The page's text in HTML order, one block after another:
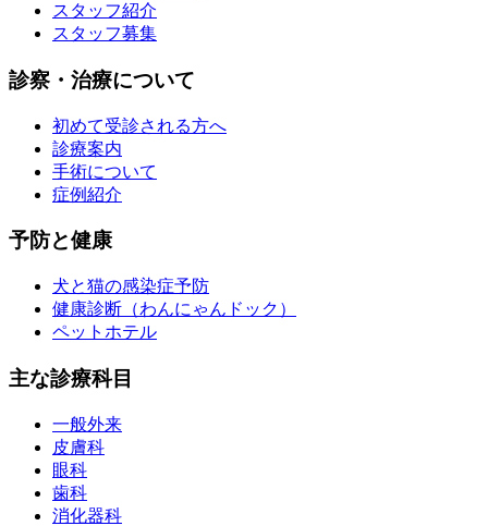
スタッフ紹介
スタッフ募集
診察・治療について
初めて受診される方へ
診療案内
手術について
症例紹介
予防と健康
犬と猫の感染症予防
健康診断（わんにゃんドック）
ペットホテル
主な診療科目
一般外来
皮膚科
眼科
歯科
消化器科